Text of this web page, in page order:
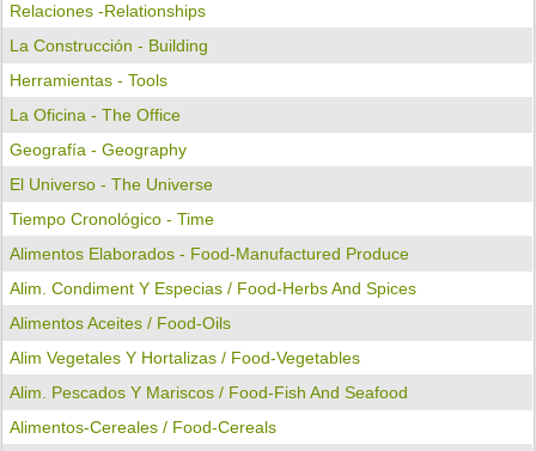
Relaciones -relationships
La Construcción - Building
Herramientas - Tools
La Oficina - The Office
Geografía - Geography
El Universo - The Universe
Tiempo Cronológico - Time
Alimentos Elaborados - Food-Manufactured Produce
Alim. Condiment Y Especias / Food-Herbs And Spices
Alimentos Aceites / Food-Oils
Alim Vegetales Y Hortalizas / Food-Vegetables
Alim. Pescados Y Mariscos / Food-Fish And Seafood
Alimentos-Cereales / Food-Cereals